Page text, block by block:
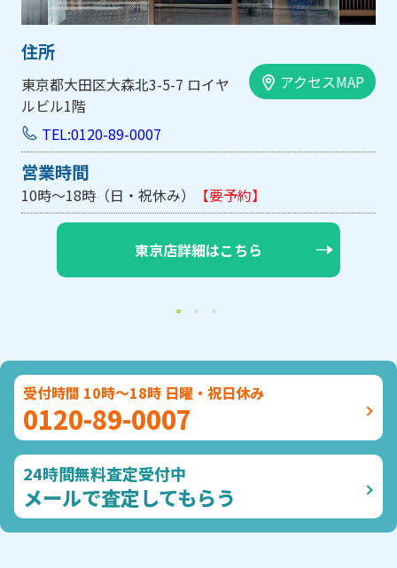
イヤ アクセスMAP
【要予約】
大阪市中央区内平野町1-1-5
手前ビル103号
10時～18時（日・祝休み/土
大阪店詳細
受付時間 10時～18時 日曜・祝日休み
0120-89-0007
24時間無料査定受付中
メールで査定してもらう